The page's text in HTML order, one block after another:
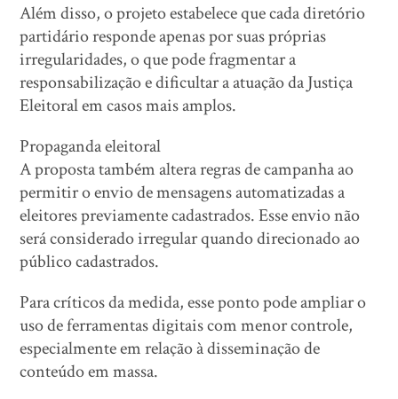
Além disso, o projeto estabelece que cada diretório
partidário responde apenas por suas próprias
irregularidades, o que pode fragmentar a
responsabilização e dificultar a atuação da Justiça
Eleitoral em casos mais amplos.
Propaganda eleitoral
A proposta também altera regras de campanha ao
permitir o envio de mensagens automatizadas a
eleitores previamente cadastrados. Esse envio não
será considerado irregular quando direcionado ao
público cadastrados.
Para críticos da medida, esse ponto pode ampliar o
uso de ferramentas digitais com menor controle,
especialmente em relação à disseminação de
conteúdo em massa.